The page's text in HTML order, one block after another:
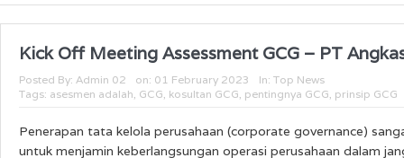
Kick Off Meeting Assessment GCG – PT
Posted By: Admin 02 on: 01 February 2023 In: Top News
Tags: asesmen adalah, GCG, kosultan GCG, pentingnya GCG, prinsip GCG
Penerapan tata kelola perusahaan (corporate governance)
untuk menjamin keberlangsungan operasi perusahaan dalam